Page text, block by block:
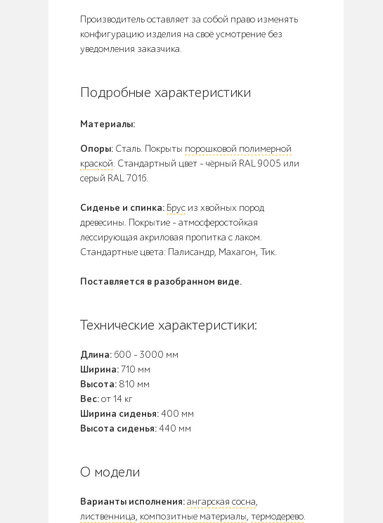
Производитель оставляет за собой право изменять
конфигурацию изделия на своё усмотрение без
уведомления заказчика.
Подробные характеристики
Материалы:
Опоры: Сталь. Покрыты порошковой полимерной
краской. Стандартный цвет – чёрный RAL 9005 или
серый RAL 7016.
Сиденье и спинка: Брус из хвойных пород
древесины. Покрытие - атмосферостойкая
лессирующая акриловая пропитка с лаком.
Стандартные цвета: Палисандр, Махагон, Тик.
Поставляется в разобранном виде.
Технические характеристики:
Длина: 600 - 3000 мм
Ширина:710 мм
Высота: 810 мм
Вес:от 14 кг
Ширина сиденья:400 мм
Высота сиденья:440 мм
О модели
Варианты исполнения:ангарская сосна,
лиственница, композитные материалы, термодерево.